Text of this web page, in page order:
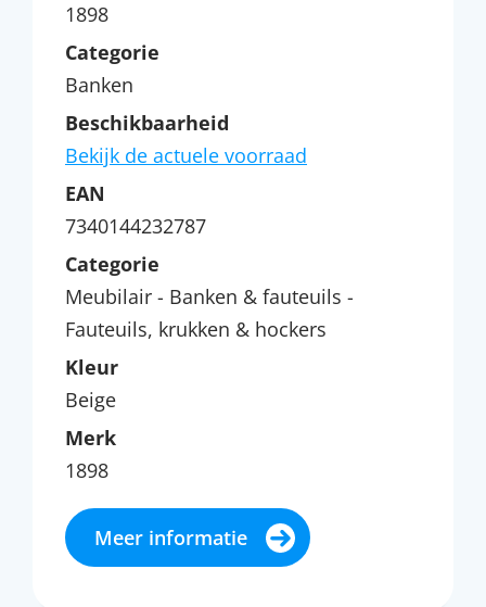
1898
Categorie
Banken
Beschikbaarheid
Bekijk de actuele voorraad
EAN
7340144232787
Categorie
Meubilair - Banken & fauteuils -
Fauteuils, krukken & hockers
Kleur
Beige
Merk
1898
Meer informatie